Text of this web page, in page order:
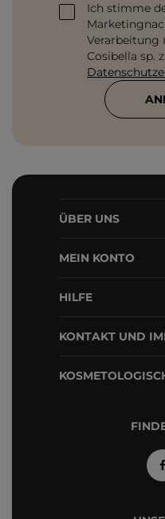
Ich stimme
Verarbeitung
Cosibella sp.
ÜBER UNS
MEIN KONTO
HILFE
KONTAKT UND